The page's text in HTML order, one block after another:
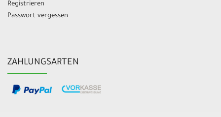
Registrieren
Passwort vergessen
ZAHLUNGSARTEN